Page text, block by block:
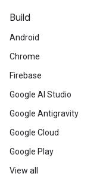
Build
Android
Chrome
Firebase
Google AI Studio
Google Antigravity
Google Cloud
Google Play
View all